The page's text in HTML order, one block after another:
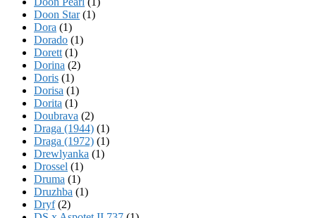
Doon Star(1)
Dora (1)
Dorado (1)
Dorett (1)
Dorina (2)
Doris (1)
Dorisa (1)
Dorita (1)
Doubrava (2)
Draga (1944) (1)
Draga (1972) (1)
Drewlyanka (1)
Drossel (1)
Druma (1)
Druzhba (1)
Dryf(2)